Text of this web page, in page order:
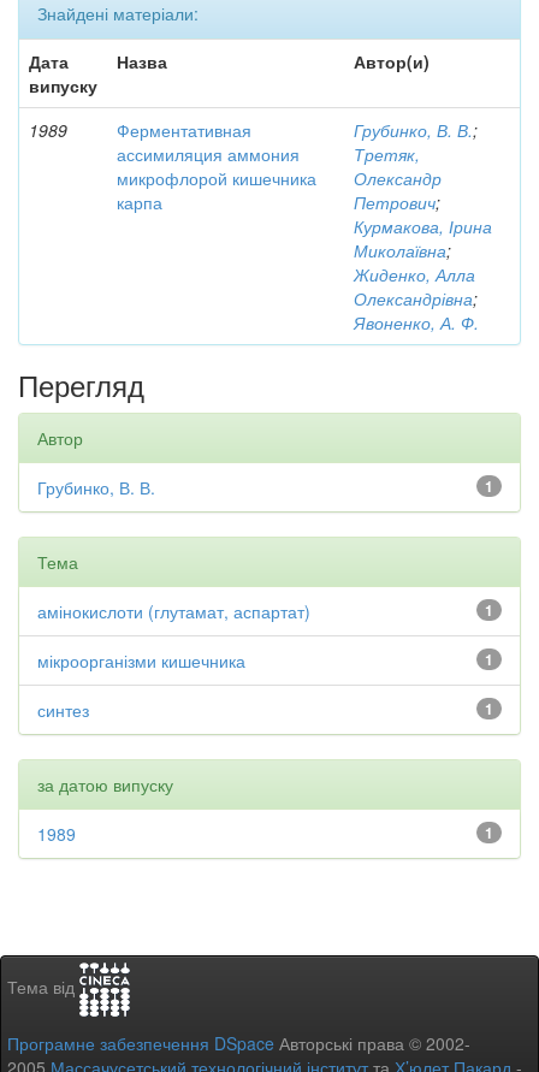
Знайдені матеріали:
Дата
випуску
Назва Автор(и)
1989
Ферментативная
ассимиляция аммония
микрофлорой кишечника
карпа
Грубинко, В. В.;
Третяк,
Олександр
Петрович;
Курмакова, Ірина
Миколаївна;
Жиденко, Алла
Олександрівна;
Явоненко, А. Ф.
Перегляд
Автор
1
Грубинко, В. В.
Тема
1
амінокислоти (глутамат, аспартат)
1
мікроорганізми кишечника
1
синтез
за датою випуску
1
1989
Тема від
Програмне забезпечення DSpace Авторські права © 2002-
2005 Массачусетський технологічний інститутта Х’юлет Пакард -